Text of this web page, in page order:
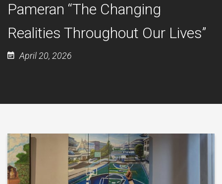
Pameran “The Changing
Realities Throughout Our Lives”
April 20, 2026